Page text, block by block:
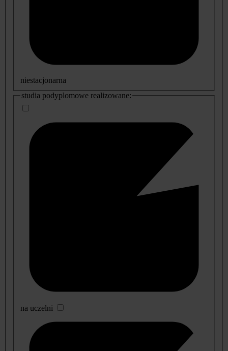
niestacjonarna
studia podyplomowe realizowane:
na uczelni